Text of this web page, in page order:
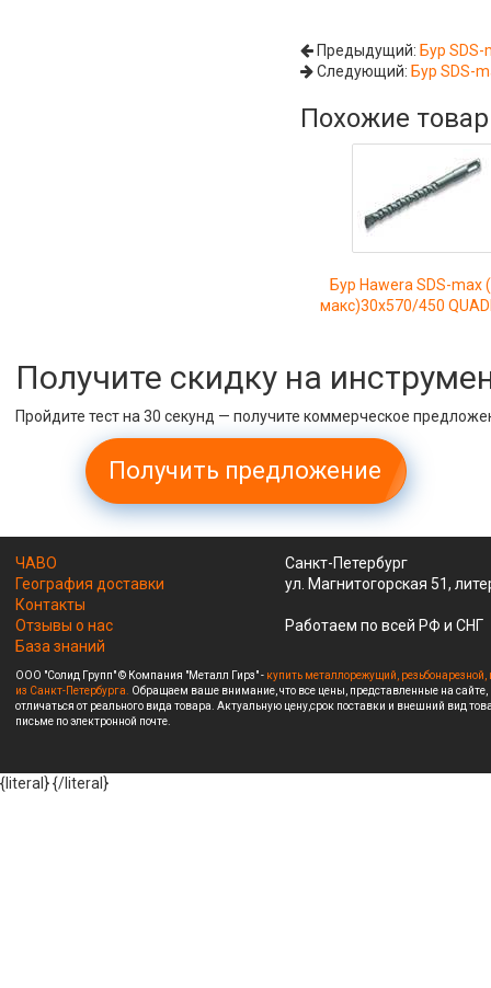
Предыдущий: Бур
Следующий: Бур SDS-
Похожие
Бур Hawera SDS-max
макс)30x570/450
Получите скидку на
Пройдите тест на 30 секунд — получите коммерческое
Получить предложение
ЧАВО
География доставки
Контакты
Отзывы о нас
База знаний
Санкт-Петербург
ул. Магнитогорская 51,
Работаем по всей РФ и СНГ
ООО "Солид Групп" © Компания "Металл Гирз" - купить металлорежущий,
из Санкт-Петербурга. Обращаем ваше внимание, что все цены, представленные на
отличаться от реального вида товара. Актуальную цену,срок поставки и внешний вид
письме по электронной почте.
{literal}{/literal}